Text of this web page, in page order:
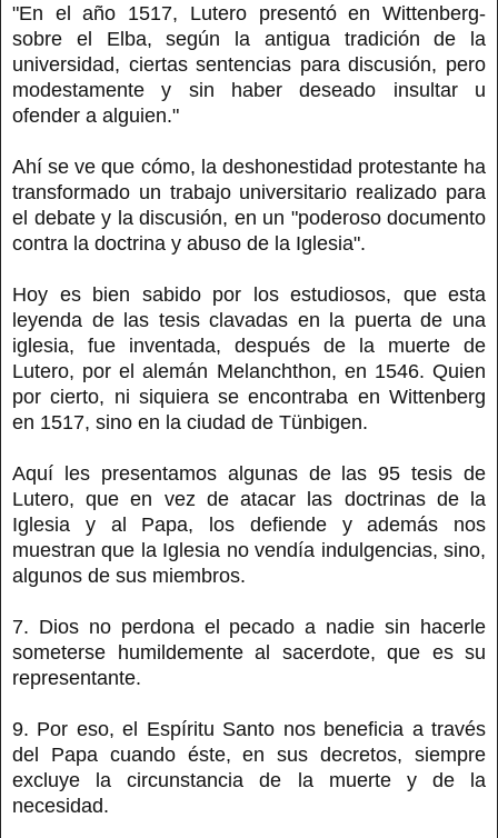
"En el año 1517, Lutero presentó en Wittenberg-
sobre el Elba, según la antigua tradición de la
universidad, ciertas sentencias para discusión, pero
modestamente y sin haber deseado insultar u
ofender a alguien."
Ahí se ve que cómo, la deshonestidad protestante ha
transformado un trabajo universitario realizado para
el debate y la discusión, en un "poderoso documento
contra la doctrina y abuso de la Iglesia".
Hoy es bien sabido por los estudiosos, que esta
leyenda de las tesis clavadas en la puerta de una
iglesia, fue inventada, después de la muerte de
Lutero, por el alemán Melanchthon, en 1546. Quien
por cierto, ni siquiera se encontraba en Wittenberg
en 1517, sino en la ciudad de Tünbigen.
Aquí les presentamos algunas de las 95 tesis de
Lutero, que en vez de atacar las doctrinas de la
Iglesia y al Papa, los defiende y además nos
muestran que la Iglesia no vendía indulgencias, sino,
algunos de sus miembros.
7. Dios no perdona el pecado a nadie sin hacerle
someterse humildemente al sacerdote, que es su
representante.
9. Por eso, el Espíritu Santo nos beneficia a través
del Papa cuando éste, en sus decretos, siempre
excluye la circunstancia de la muerte y de la
necesidad.